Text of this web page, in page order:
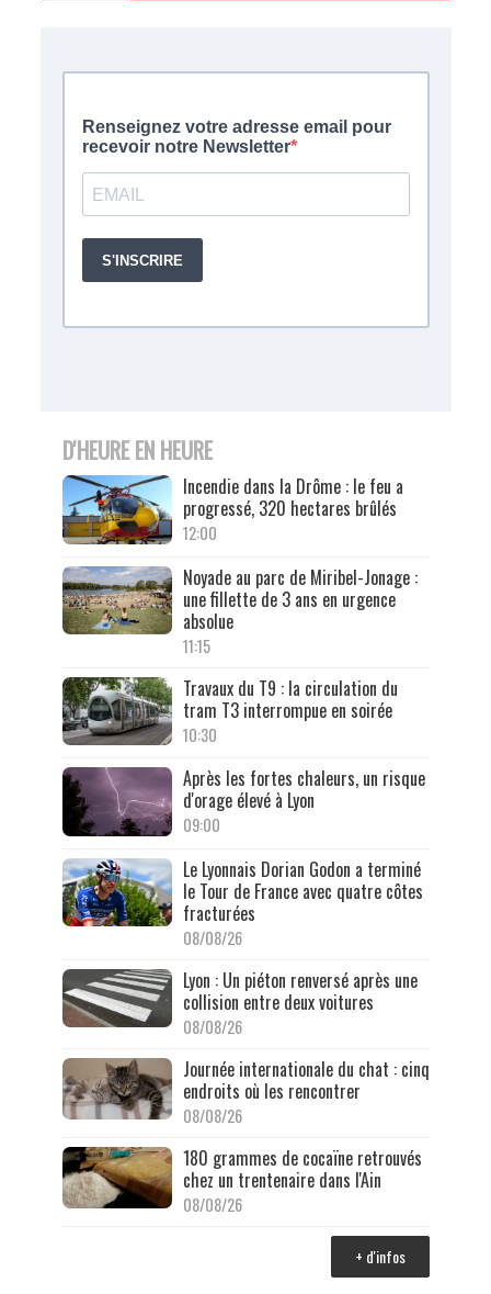
D'HEURE EN HEURE
Incendie dans la Drôme : le feu a
progressé, 320 hectares brûlés
12:00
Noyade au parc de Miribel-Jonage :
une fillette de 3 ans en urgence
absolue
11:15
Travaux du T9 : la circulation du
tram T3 interrompue en soirée
10:30
Après les fortes chaleurs, un risque
d'orage élevé à Lyon
09:00
Le Lyonnais Dorian Godon a terminé
le Tour de France avec quatre côtes
fracturées
08/08/26
Lyon : Un piéton renversé après une
collision entre deux voitures
08/08/26
Journée internationale du chat : cinq
endroits où les rencontrer
08/08/26
180 grammes de cocaïne retrouvés
chez un trentenaire dans l'Ain
08/08/26
+ d'infos